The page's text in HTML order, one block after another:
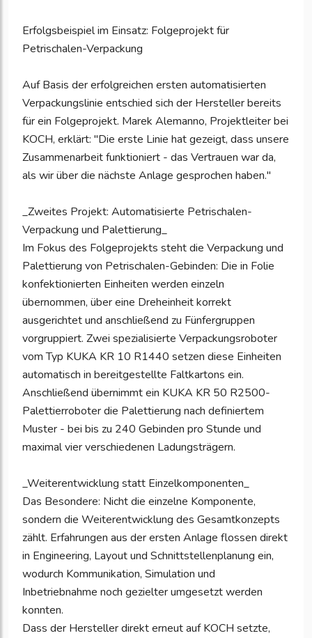
Erfolgsbeispiel im Einsatz: Folgeprojekt für
Petrischalen-Verpackung
Auf Basis der erfolgreichen ersten automatisierten
Verpackungslinie entschied sich der Hersteller bereits
für ein Folgeprojekt. Marek Alemanno, Projektleiter bei
KOCH, erklärt: "Die erste Linie hat gezeigt, dass unsere
Zusammenarbeit funktioniert - das Vertrauen war da,
als wir über die nächste Anlage gesprochen haben."
_Zweites Projekt: Automatisierte Petrischalen-
Verpackung und Palettierung_
Im Fokus des Folgeprojekts steht die Verpackung und
Palettierung von Petrischalen-Gebinden: Die in Folie
konfektionierten Einheiten werden einzeln
übernommen, über eine Dreheinheit korrekt
ausgerichtet und anschließend zu Fünfergruppen
vorgruppiert. Zwei spezialisierte Verpackungsroboter
vom Typ KUKA KR 10 R1440 setzen diese Einheiten
automatisch in bereitgestellte Faltkartons ein.
Anschließend übernimmt ein KUKA KR 50 R2500-
Palettierroboter die Palettierung nach definiertem
Muster - bei bis zu 240 Gebinden pro Stunde und
maximal vier verschiedenen Ladungsträgern.
_Weiterentwicklung statt Einzelkomponenten_
Das Besondere: Nicht die einzelne Komponente,
sondern die Weiterentwicklung des Gesamtkonzepts
zählt. Erfahrungen aus der ersten Anlage flossen direkt
in Engineering, Layout und Schnittstellenplanung ein,
wodurch Kommunikation, Simulation und
Inbetriebnahme noch gezielter umgesetzt werden
konnten.
Dass der Hersteller direkt erneut auf KOCH setzte,